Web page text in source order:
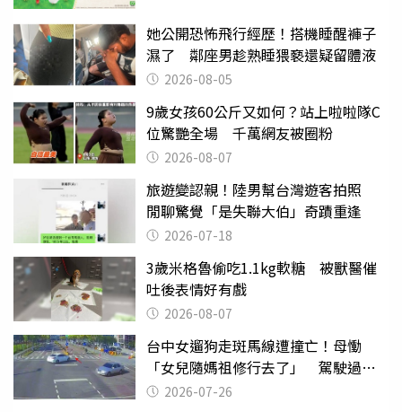
她公開恐怖飛行經歷！搭機睡醒褲子
濕了 鄰座男趁熟睡猥褻還疑留體液
2026-08-05
9歲女孩60公斤又如何？站上啦啦隊C
位驚艷全場 千萬網友被圈粉
2026-08-07
旅遊變認親！陸男幫台灣遊客拍照
閒聊驚覺「是失聯大伯」奇蹟重逢
2026-07-18
3歲米格魯偷吃1.1kg軟糖 被獸醫催
吐後表情好有戲
2026-08-07
台中女遛狗走斑馬線遭撞亡！母慟
「女兒隨媽祖修行去了」 駕駛過失
致死判9月
2026-07-26